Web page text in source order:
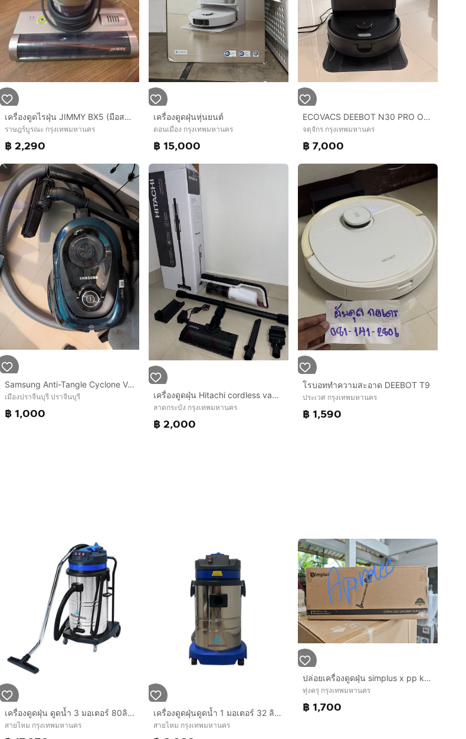
เครื่องดูดไรฝุ่น JIMMY BX5 (มือสอง)
ราษฎร์บูรณะ กรุงเทพมหานคร
฿ 2,290
เครื่องดูดฝุ่นหุ่นยนต์
ดอนเมือง กรุงเทพมหานคร
฿ 15,000
ECOVACS DEEBOT N30 PRO OMNI หุ่นยนต์ดูดฝุ่น ถูพื้น อัจฉริยะ สถานี All-In-One
จตุจักร กรุงเทพมหานคร
฿ 7,000
Samsung Anti-Tangle Cyclone Vacuum Cleaner
เมืองปราจีนบุรี ปราจีนบุรี
฿ 1,000
เครื่องดูดฝุ่น Hitachi cordless vacuum
ลาดกระบัง กรุงเทพมหานคร
฿ 2,000
โรบอททำความสะอาด DEEBOT T9
ประเวศ กรุงเทพมหานคร
฿ 1,590
เครื่องดูดฝุ่น ดูดน้ำ 3 มอเตอร์ 80ลิตร BERMUDA B380
สายไหม กรุงเทพมหานคร
เครื่องดูดฝุ่นดูดน้ำ 1 มอเตอร์ 32 ลิตร BERMUDA B132
สายไหม กรุงเทพมหานคร
ปล่อยเครื่องดูดฝุ่น simplus x pp krit แรงดูด17000pa ประกันศูนย์ ใหม่ยังไม่แกะกล่อง
ทุ่งครุ กรุงเทพมหานคร
฿ 1,700